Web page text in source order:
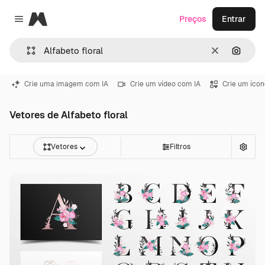
Close menu
Magnific
Limpar
Preços Entrar
Crie uma imagem com IA Crie um vídeo com IA Crie um
Vetores de Alfabeto floral
Vetores Filtros